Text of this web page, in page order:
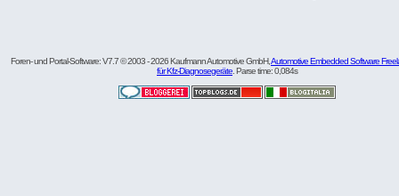
Foren- und Portal-Software: V7.7 © 2003 - 2026 Kaufmann Automotive GmbH,Automotive Embedded Software
für Kfz-Diagnosegeräte . Parse time: 0,084s